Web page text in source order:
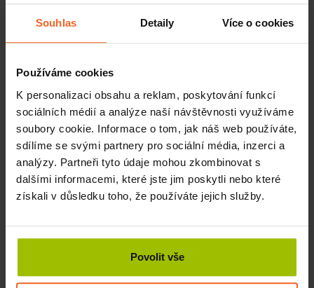
Souhlas Detaily Více o cookies
Používáme cookies
K personalizaci obsahu a reklam, poskytování funkcí
sociálních médií a analýze naší návštěvnosti využíváme
soubory cookie. Informace o tom, jak náš web používáte,
sdílíme se svými partnery pro sociální média, inzerci a
analýzy. Partneři tyto údaje mohou zkombinovat s
dalšími informacemi, které jste jim poskytli nebo které
získali v důsledku toho, že používáte jejich služby.
Povolit vše
Welliebellies Hřejivý plyšák myška
DO TÝDNE
642 Kč KOUPIT